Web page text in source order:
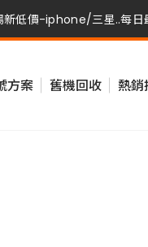
新低價-iphone/三星..每日
新低價-iphone/三星..每日
方案 舊機回收 熱銷